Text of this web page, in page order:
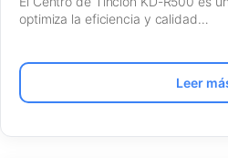
optimiza la eficiencia y calidad…
Leer